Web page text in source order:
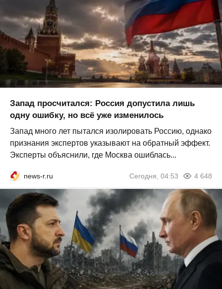
Запад просчитался: Россия допустила лишь
одну ошибку, но всё уже изменилось
Запад много лет пытался изолировать Россию, однако
признания экспертов указывают на обратный эффект.
Эксперты объяснили, где Москва ошиблась...
news-r.ru Сегодня, 04:53 4 648